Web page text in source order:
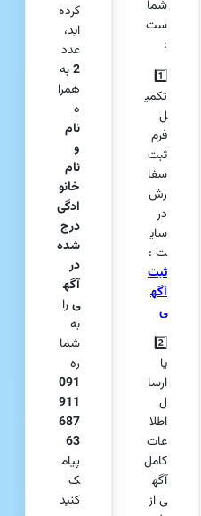
شما
ست
:
1️⃣
تکمی
ل
فرم
ثبت
سفا
رش
در
سای
ت :
ثبت
آگه
ی
2️⃣
یا
ارسا
ل
اطلا
عات
کامل
آگه
ی از
کرده‌
اید،
عدد
2به
همرا
ه
نام
و
نام
خانو
ادگی
درج‌
شده
در
آگه
ی را
به
شما
ره
091
911
687
63
پیام
ک
کنید